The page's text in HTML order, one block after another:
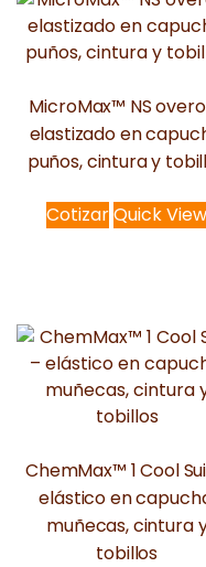
MicroMax™ NS
elastizado en
puños, cintura y
CotizarQuick View
ChemMax™ 1 Cool
elástico en
muñecas, cintura
tobillos